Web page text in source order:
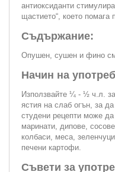
антиоксиданти
щастието“, което помага
Съдържание:
Опушен, сушен и фино
Начин на
Използвайте ¼ - ½ ч.л.
ястия на слаб огън, за
студени рецепти може
маринати, дипове,
колбаси, меса,
печени картофи.
Съвети за